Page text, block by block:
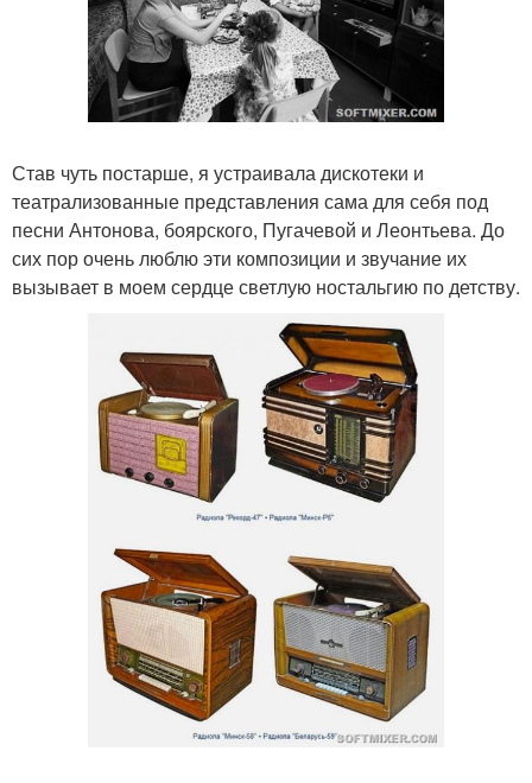
Став чуть постарше, я устраивала дискотеки и
театрализованные представления сама для себя под
песни Антонова, боярского, Пугачевой и Леонтьева. До
сих пор очень люблю эти композиции и звучание их
вызывает в моем сердце светлую ностальгию по детству.